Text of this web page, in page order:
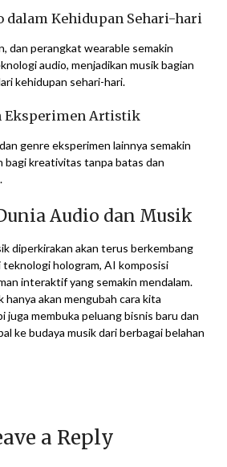
dalam Kehidupan Sehari-hari
dan perangkat wearable semakin
audio, menjadikan musik bagian
kehidupan sehari-hari.
Eksperimen Artistik
genre eksperimen lainnya semakin
bagi kreativitas tanpa batas dan
Audio dan Musik
diperkirakan akan terus berkembang
hologram, AI komposisi
interaktif yang semakin mendalam.
hanya akan mengubah cara kita
juga membuka peluang bisnis baru dan
ke budaya musik dari berbagai belahan
a Reply